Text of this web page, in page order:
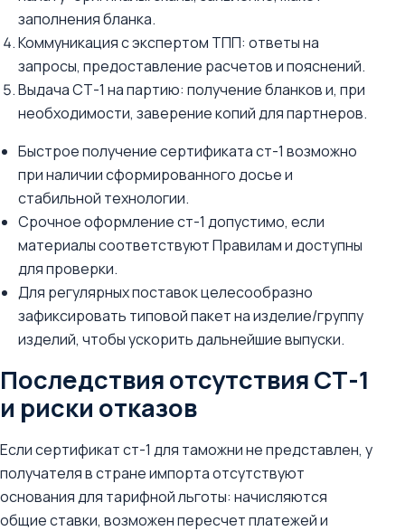
заполнения бланка.
Коммуникация с экспертом ТПП: ответы на
запросы, предоставление расчетов и пояснений.
Выдача СТ-1 на партию: получение бланков и, при
необходимости, заверение копий для партнеров.
Быстрое получение сертификата ст-1 возможно
при наличии сформированного досье и
стабильной технологии.
Срочное оформление ст-1 допустимо, если
материалы соответствуют Правилам и доступны
для проверки.
Для регулярных поставок целесообразно
зафиксировать типовой пакет на изделие/группу
изделий, чтобы ускорить дальнейшие выпуски.
Последствия отсутствия СТ-1
и риски отказов
Если сертификат ст-1 для таможни не представлен, у
получателя в стране импорта отсутствуют
основания для тарифной льготы: начисляются
общие ставки, возможен пересчет платежей и